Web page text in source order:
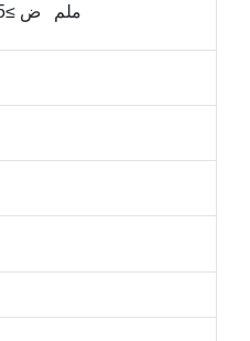
× ≥0.007 ملم ض ≥0.015 ملم